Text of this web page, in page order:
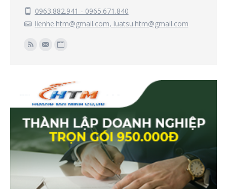
0963.882.941 - 0965.671.840
lienhe.htm@gmail.com, luatsu.htm@gmail.com
Find us on:
MailWebsite